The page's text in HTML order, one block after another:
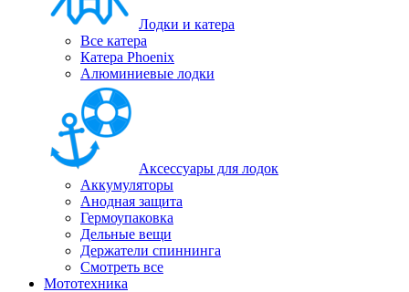
Лодки и катера
Все катера
Катера Phoenix
Алюминиевые лодки
Аксессуары для лодок
Аккумуляторы
Анодная защита
Гермоупаковка
Дельные вещи
Держатели спиннинга
Смотреть все
Мототехника